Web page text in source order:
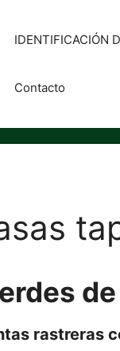
IDENTIFICACIÓN
Contacto
rastreras